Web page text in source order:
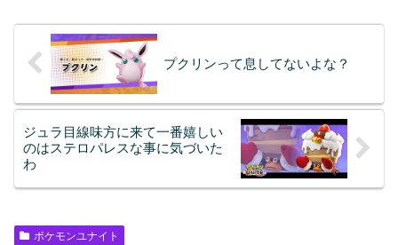
プクリンって息してないよな？
ジュラ目線味方に来て一番嬉しい
のはステロパレスな事に気づいた
わ
ポケモンユナイト